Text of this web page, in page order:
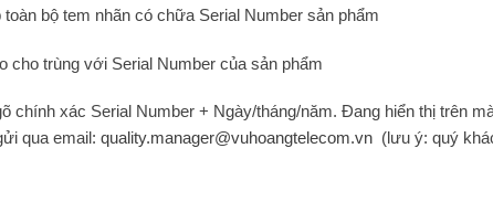
toàn bộ tem nhãn có chữa Serial Number sản phẩm
cho trùng với Serial Number của sản phẩm
chính xác Serial Number + Ngày/tháng/năm. Đang hiển thị trên
qua email: quality.manager@vuhoangtelecom.vn (lưu ý: quý